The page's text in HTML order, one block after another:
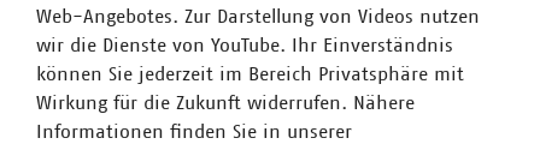
Netzentwicklungsplanungen Berücksichtigung finden
sollen, können Sie im Detail der Stellungnahme
entnehmen.
Zum Hintergrund:
Web-Angebotes. Zur Darstellung von Videos nutzen
wir die Dienste von YouTube. Ihr Einverständnis
können Sie jederzeit im Bereich Privatsphäre mit
Wirkung für die Zukunft widerrufen. Nähere
Informationen finden Sie in unserer